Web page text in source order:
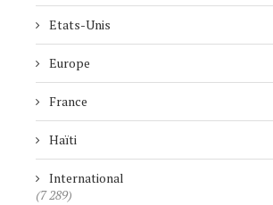
Etats-Unis
Europe
France
Haïti
International
(7 289)